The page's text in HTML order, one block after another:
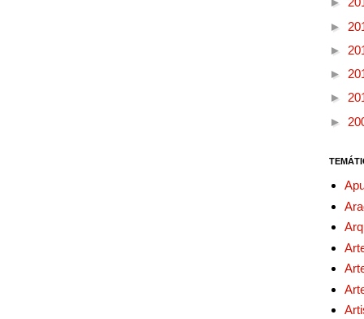
►
►
►
►
►